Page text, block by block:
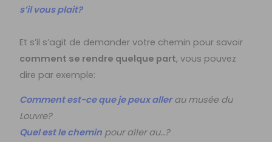
s’il vous plait?
Et s’il s’agit de demander votre chemin pour savoir
comment se rendre quelque part, vous pouvez
dire par exemple:
Comment est-ce que je peux allerau musée du
Louvre?
Quel est le chemin pour aller au…?